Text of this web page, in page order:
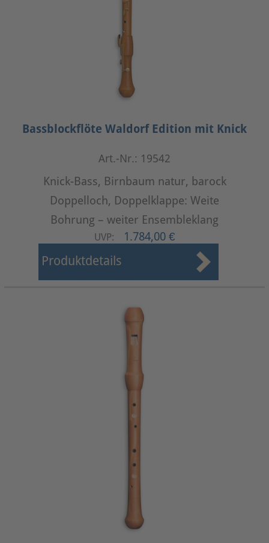
Bassblockflöte Waldorf Edition mit Knick
Art.-Nr.: 19542
Knick-Bass, Birnbaum natur, barock
Doppelloch, Doppelklappe: Weite
Bohrung – weiter Ensembleklang
UVP: 1.784,00 €
Produktdetails